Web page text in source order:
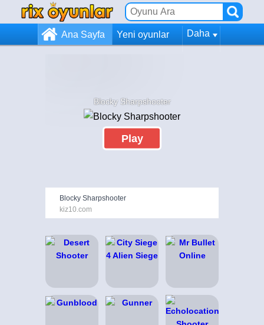
Ana Sayfa Yeni oyunlar Daha
Blocky Sharpshooter
Play
Blocky Sharpshooter
kiz10.com